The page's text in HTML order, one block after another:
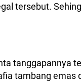
tersebut.
tanggapannya
tambang emas